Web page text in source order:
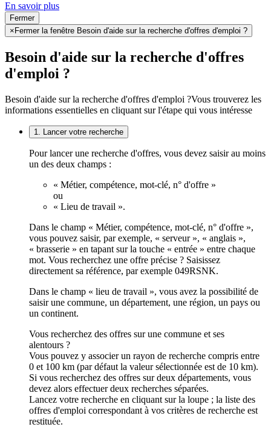
En savoir plus
Fermer
× Fermer la fenêtre Besoin d'aide sur la recherche d'offres d'emploi ?
Besoin d'aide sur la recherche d'offres
d'emploi ?
Besoin d'aide sur la recherche d'offres d'emploi ?Vous trouverez les
informations essentielles en cliquant sur l'étape qui vous intéresse
1. Lancer votre recherche
Pour lancer une recherche d'offres, vous devez saisir au moins
un des deux champs :
« Métier, compétence, mot-clé, n° d'offre »
ou
« Lieu de travail ».
Dans le champ « Métier, compétence, mot-clé, n° d'offre »,
vous pouvez saisir, par exemple, « serveur », « anglais »,
« brasserie » en tapant sur la touche « entrée » entre chaque
mot. Vous recherchez une offre précise ? Saisissez
directement sa référence, par exemple 049RSNK.
Dans le champ « lieu de travail », vous avez la possibilité de
saisir une commune, un département, une région, un pays ou
un continent.
Vous recherchez des offres sur une commune et ses
alentours ?
Vous pouvez y associer un rayon de recherche compris entre
0 et 100 km (par défaut la valeur sélectionnée est de 10 km).
Si vous recherchez des offres sur deux départements, vous
devez alors effectuer deux recherches séparées.
Lancez votre recherche en cliquant sur la loupe ; la liste des
offres d'emploi correspondant à vos critères de recherche est
restituée.